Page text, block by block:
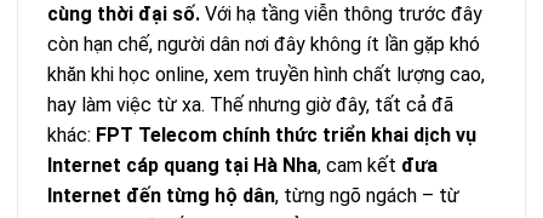
cùng thời đại số. Với hạ tầng viễn thông trước đây
còn hạn chế, người dân nơi đây không ít lần gặp khó
khăn khi học online, xem truyền hình chất lượng cao,
hay làm việc từ xa. Thế nhưng giờ đây, tất cả đã
khác: FPT Telecom chính thức triển khai dịch vụ
Internet cáp quang tại Hà Nha, cam kết đưa
Internet đến từng hộ dân, từng ngõ ngách – từ